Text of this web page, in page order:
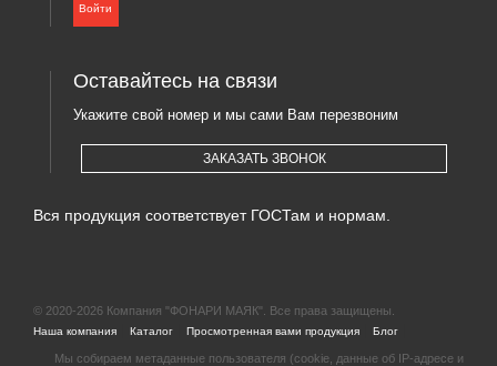
Войти
Оставайтесь на связи
Укажите свой номер и мы сами Вам перезвоним
ЗАКАЗАТЬ ЗВОНОК
Вся продукция соответствует ГОСТам и нормам.
© 2020-2026 Компания "ФОНАРИ МАЯК". Все права защищены.
Наша компания Каталог Просмотренная вами продукция Блог
Мы собираем метаданные пользователя (cookie, данные об IP-адресе и